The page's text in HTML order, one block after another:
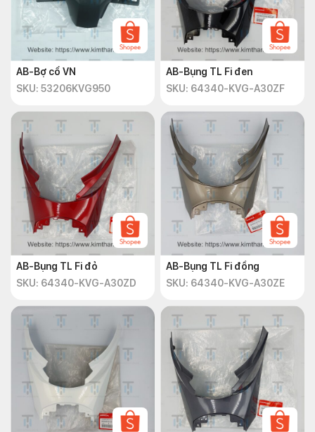
AB-Bợ cổ VN
SKU: 53206KVG950
AB-Bụng TL Fi đen
SKU: 64340-KVG-A30ZF
AB-Bụng TL Fi đỏ
SKU: 64340-KVG-A30ZD
AB-Bụng TL Fi đồng
SKU: 64340-KVG-A30ZE